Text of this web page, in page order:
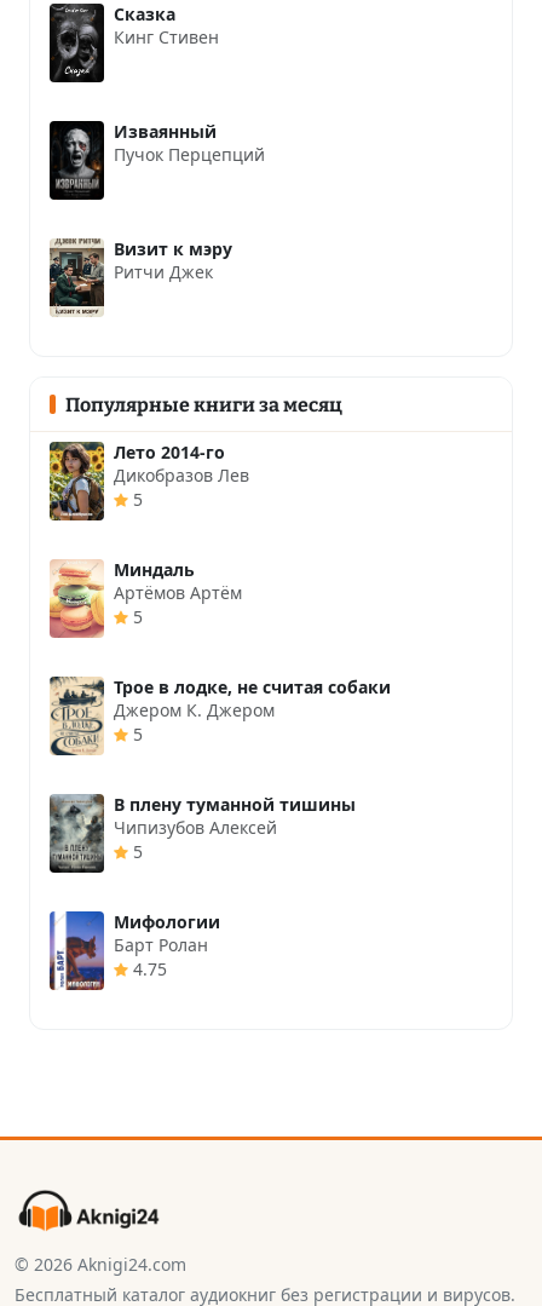
Сказка
Кинг Стивен
Изваянный
Пучок Перцепций
Визит к мэру
Ритчи Джек
Популярные книги за месяц
Лето 2014-го
Дикобразов Лев
5
Миндаль
Артёмов Артём
5
Трое в лодке, не считая собаки
Джером К. Джером
5
В плену туманной тишины
Чипизубов Алексей
5
Мифологии
Барт Ролан
4.75
© 2026 Aknigi24.com
Бесплатный каталог аудиокниг без регистрации и вирусов.